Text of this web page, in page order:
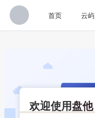
首页 云屿
欢迎使用盘他